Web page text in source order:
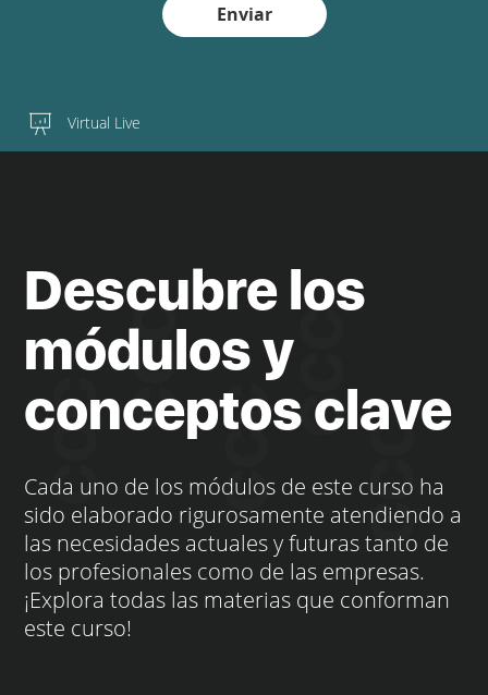
Enviar
Virtual Live
Descubre los
módulos y
conceptos clave
Cada uno de los módulos de este curso ha
sido elaborado rigurosamente atendiendo a
las necesidades actuales y futuras tanto de
los profesionales como de las empresas.
¡Explora todas las materias que conforman
este curso!